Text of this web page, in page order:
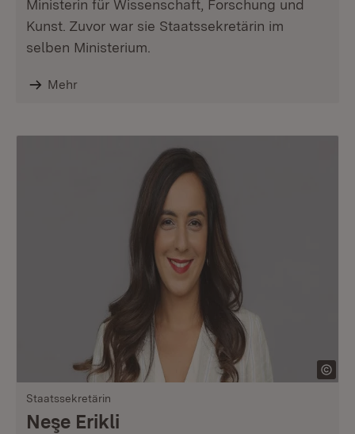
Ministerin für Wissenschaft, Forschung und
Kunst. Zuvor war sie Staatssekretärin im
selben Ministerium.
Mehr
Staatssekretärin
Neşe Erikli